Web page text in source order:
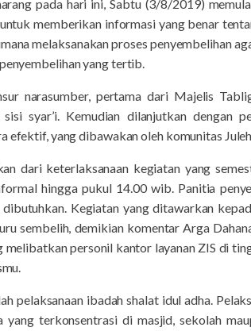
pada hari ini, Sabtu (3/8/2019)
memberikan informasi yang benar
melaksanakan proses penyembelihan
yang tertib.
narasumber, pertama dari Majelis
syar’i. Kemudian dilanjutkan dengan
efektif, yang dibawakan oleh komunitas
dari keterlaksanaan kegiatan yang
hingga pukul 14.00 wib. Panitia
Kegiatan yang ditawarkan
sembelih, demikian komentar Arga
melibatkan personil kantor layanan ZIS di
pelaksanaan ibadah shalat idul adha.
yang terkonsentrasi di masjid, sekolah